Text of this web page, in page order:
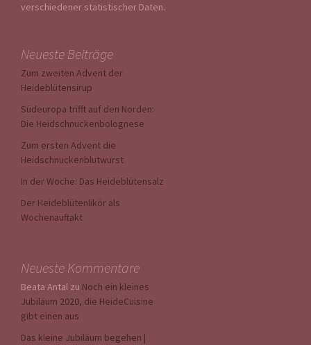
verschiedener statistischer Daten.
Neueste Beiträge
Zum zweiten Advent der
Heideblütensirup
Südeuropa trifft auf den Norden:
Die Heidschnuckenbolognese
Zum ersten Advent die
Heidschnuckenblutwurst
In der Woche: Das Heideblütensalz
Der Heideblütenlikör als
Wochenauftakt
Neueste Kommentare
Beata Antal zu Noch ein kleines
Jubiläum 2020, die HeideCuisine
gibt einen aus
Das kleine Jubiläum begehen |